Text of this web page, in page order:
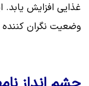
غذایی افزایش یابد.
وضعیت نگران کننده